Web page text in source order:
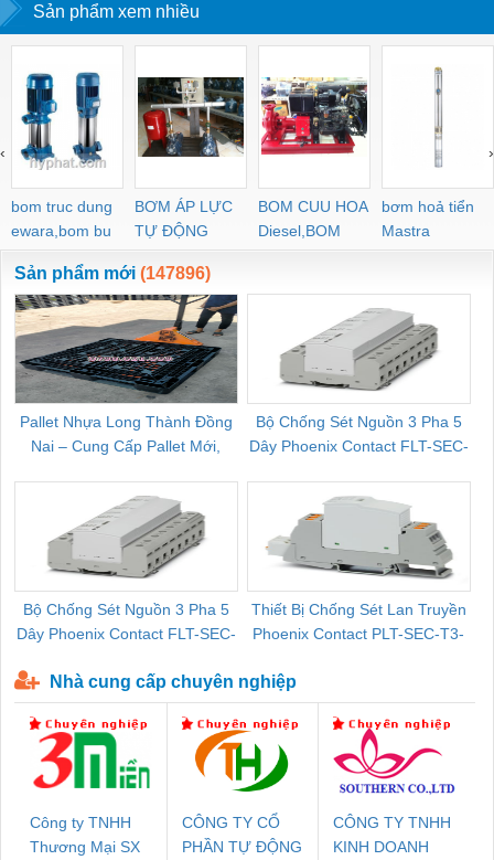
Sản phẩm xem nhiều
bom truc dung
ewara,bom bu
ewara
BƠM ÁP LỰC
TỰ ĐỘNG
BOM CUU HOA
Diesel,BOM
CHUA CHAY
bơm hoả tiển
Mastra
‹ ›
Sản phẩm mới (147896)
Pallet Nhựa Long Thành Đồng
Nai – Cung Cấp Pallet Mới,
Bộ Chống Sét Nguồn 3 Pha 5
Dây Phoenix Contact FLT-SEC-
Bộ Chống Sét Nguồn 3 Pha 5
Dây Phoenix Contact FLT-SEC-
Thiết Bị Chống Sét Lan Truyền
Phoenix Contact PLT-SEC-T3-
Nhà cung cấp chuyên nghiệp
Công ty TNHH
Thương Mại SX
CÔNG TY CỔ
PHẦN TỰ ĐỘNG
CÔNG TY TNHH
KINH DOANH